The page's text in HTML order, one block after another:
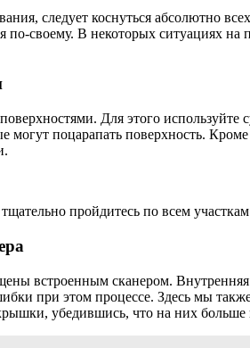
следует коснуться абсолютно
своему. В некоторых ситуациях
Для этого используйте
могут поцарапать поверхность.
пройдитесь по всем
встроенным сканером.
при этом процессе. Здесь мы
убедившись, что на них